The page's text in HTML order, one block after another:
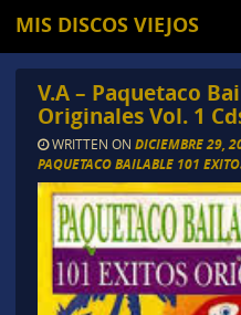
MIS DISCOS VIEJOS
V.A – Paquetaco
Originales Vol. 1
WRITTEN ON DICIEMBRE 29,
PAQUETACO BAILABLE 101